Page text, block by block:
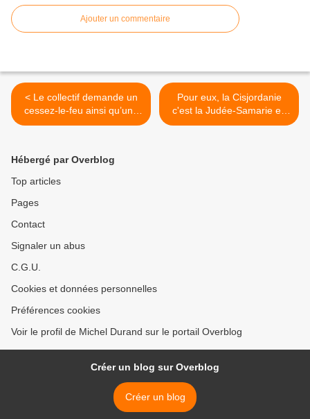
Ajouter un commentaire
< Le collectif demande un
cessez-le-feu ainsi qu’une
levée du blocus de la bande
Pour eux, la Cisjordanie
c'est la Judée-Samarie et,
en tant que telle, Dieu a
Hébergé par Overblog
Top articles
Pages
Contact
Signaler un abus
C.G.U.
Cookies et données personnelles
Préférences cookies
Voir le profil de Michel Durand sur le portail Overblog
Créer un blog sur Overblog
Créer un blog